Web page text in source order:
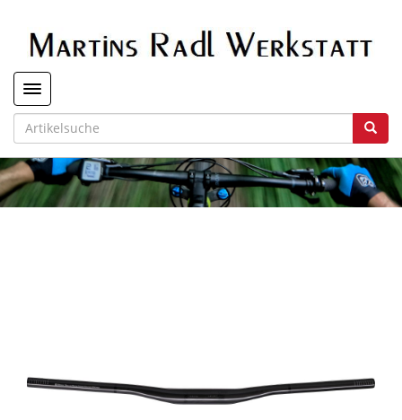
Toggle navigation